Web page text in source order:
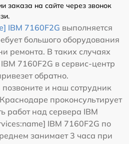
заказа на сайте через звонок
IBM 7160F2G выполняется
большого оборудования
ремонта. В таких случаях
7160F2G в сервис-центр
обратно.
и наш сотрудник
проконсультирует
работ над сервера IBM
IBM 7160F2G по
занимает 3 часа при